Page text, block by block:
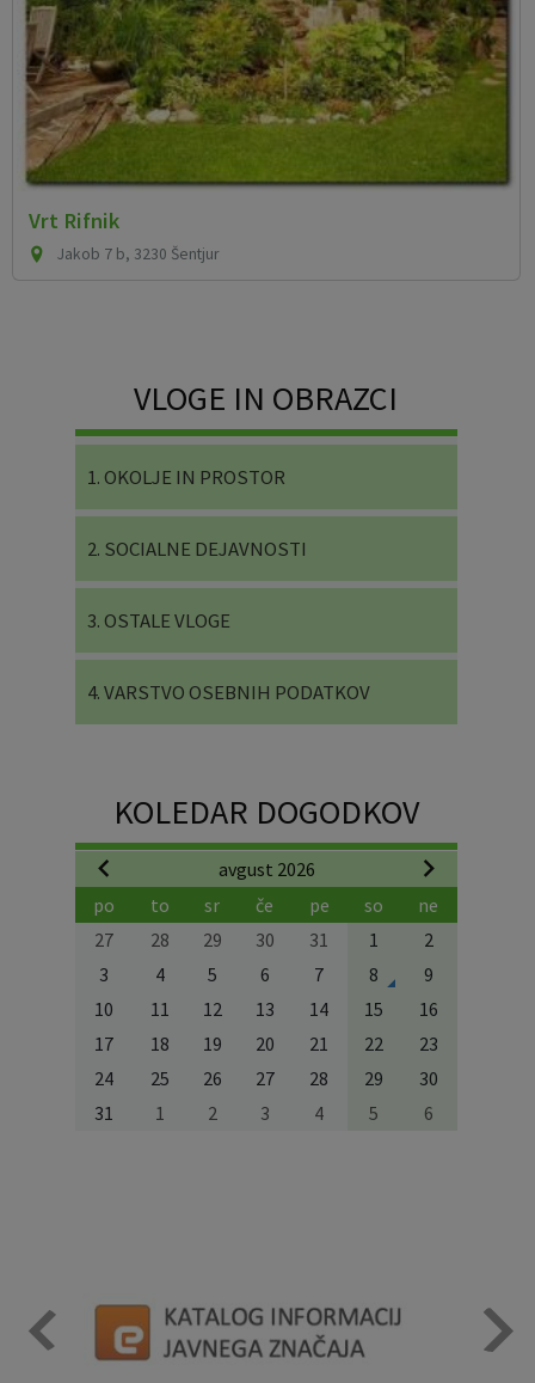
Vrt Rifnik
Jakob 7 b, 3230 Šentjur
VLOGE IN OBRAZCI
1. OKOLJE IN PROSTOR
2. SOCIALNE DEJAVNOSTI
3. OSTALE VLOGE
4. VARSTVO OSEBNIH PODATKOV
KOLEDAR DOGODKOV
avgust 2026
po
to sr če pe so
ne
27
28 29 30 31 1
2
3
4 5 6 7 8
9
10
11 12 13 14 15
16
17
18 19 20 21 22
23
24
25 26 27 28 29
30
31
1 2 3 4 5 6